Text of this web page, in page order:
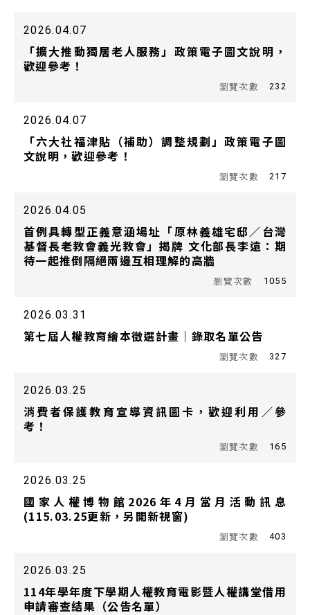
2026.04.07
「擴大推動獨居老人服務」政策電子圖文說明，
歡迎參考！
232
2026.04.07
「六大社福津貼（補助）調整規劃」政策電子圖
文說明，歡迎參考！
217
2026.04.05
首例具轉型正義意涵場址「原林義雄宅邸／台灣
基督長老教會義光教會」揭牌 文化部長李遠：期
待一起推倒隔絕兩邊互相理解的高牆
1055
2026.03.31
第七屆人權教育繪本徵選計畫｜錄取名單公告
327
2026.03.25
消費者保護教育宣導資訊圖卡，歡迎利用／參
考！
165
2026.03.25
國家人權博物館2026年4月當月活動訊息
(115.03.25更新，另開新視窗)
403
2026.03.25
114年學年度下學期人權教育電影暨人權講堂借用
申請審查結果（公告名單）